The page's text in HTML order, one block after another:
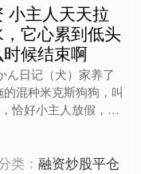
小主人天天拉
它心累到低头
候结束啊
ん日记（犬）家养了
混种米克斯狗狗，叫
恰好小主人放假，于
的阳台上放了小水
欢玩水的....
类：融资炒股平仓